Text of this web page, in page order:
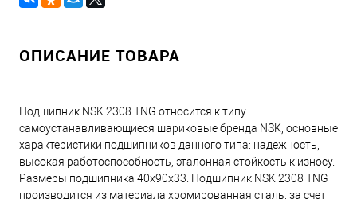
ОПИСАНИЕ ТОВАРА
Подшипник NSK 2308 TNG относится к типу
самоустанавливающиеся шариковые бренда NSK, основные
характеристики подшипников данного типа: надежность,
высокая работоспособность, эталонная стойкость к износу.
Размеры подшипника 40x90x33. Подшипник NSK 2308 TNG
производится из материала хромированная сталь, за счет